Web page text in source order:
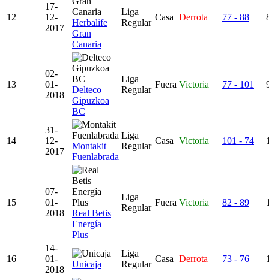
12
17-
12-
2017
Herbalife
Gran
Canaria
Liga
Regular
Casa Derrota 77 - 88
13
02-
01-
2018
Delteco
Gipuzkoa
BC
Liga
Regular
Fuera Victoria 77 - 101
14
31-
12-
2017
Montakit
Fuenlabrada
Liga
Regular
Casa Victoria 101 - 74
15
07-
01-
2018
Real Betis
Energía
Plus
Liga
Regular
Fuera Victoria 82 - 89
16
14-
01-
2018
Unicaja
Liga
Regular
Casa Derrota 73 - 76